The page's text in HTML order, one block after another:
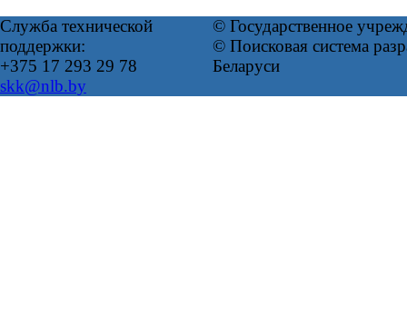
Служба технической
поддержки:
+375 17 293 29 78
skk@nlb.by
© Государственное
© Поисковая система
Беларуси